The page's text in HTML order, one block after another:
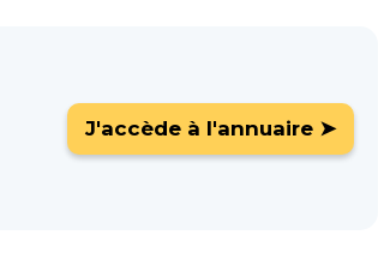
J'accède à l'annuaire ➤